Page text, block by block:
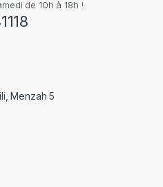
de 10h à 18h !
Menzah 5